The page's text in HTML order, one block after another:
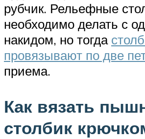
рубчик. Рельефные
необходимо делать с
накидом, но тогда
провязывают по две
приема.
Как вязать
столбик